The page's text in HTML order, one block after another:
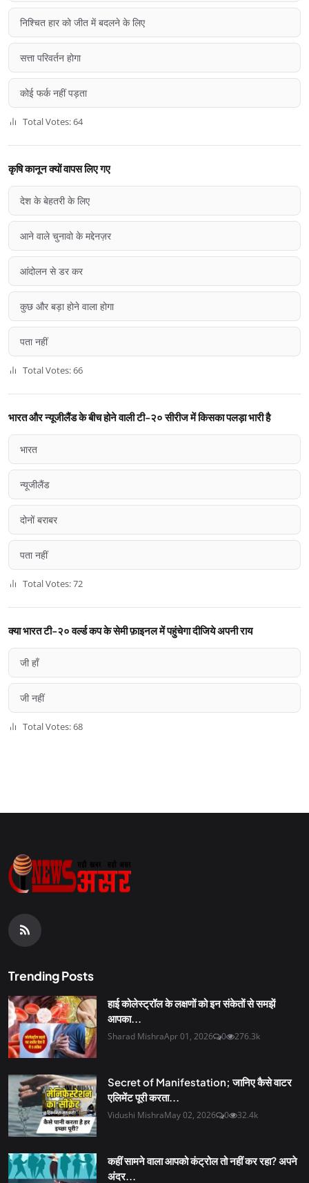
निश्चित हार को जीत में बदलने के लिए
सत्ता परिवर्तन होगा
कोई फर्क नहीं पड़ता
Total Votes: 64
कृषि कानून क्यों वापस लिए गए
देश के बेहतरी के लिए
आने वाले चुनावो के मद्देनज़र
आंदोलन से डर कर
कुछ और बड़ा होने वाला होगा
पता नहीं
Total Votes: 66
भारत और न्यूजीलैंड के बीच होने वाली टी-२० सीरीज में किसका पलड़ा भारी है
भारत
न्यूजीलैंड
दोनों बराबर
पता नहीं
Total Votes: 72
क्या भारत टी-२० वर्ल्ड कप के सेमी फ़ाइनल में पहुंचेगा दीजिये अपनी राय
जी हाँ
जी नहीं
Total Votes: 68
Trending Posts
हाई कोलेस्ट्रॉल के लक्षणों को इन संकेतों से समझें
आपका...
Sharad MishraApr 01, 2026 0 276.3k
Secret of Manifestation; जानिए कैसे वाटर
एलिमेंट पूरी करता...
Vidushi MishraMay 02, 2026 0 32.4k
कहीं सामने वाला आपको कंट्रोल तो नहीं कर रहा? अपने
अंदर...